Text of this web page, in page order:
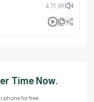
471.3K
Time Now.
phone for free.